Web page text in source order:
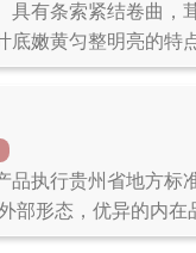
具有条索紧结卷曲，
底嫩黄匀整明亮的特
品执行贵州省地方
部形态，优异的内